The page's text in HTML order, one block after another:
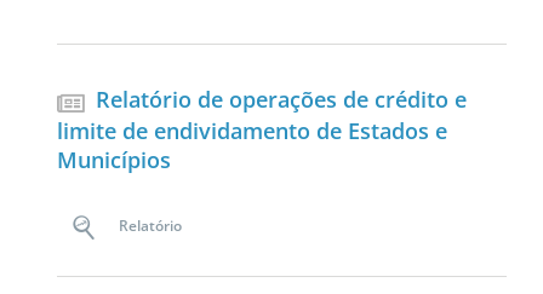
Relatório de operações de crédito e
limite de endividamento de Estados e
Municípios
Relatório